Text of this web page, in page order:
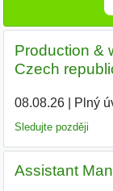
Production &
Czech
08.08.26| Plný
Sledujte později
Assistant